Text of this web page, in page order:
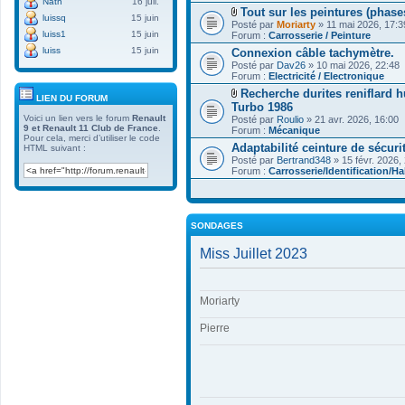
F
i
c
h
i
e
r
(
s
)
j
o
i
n
t
)
Tout sur les peintures
Posté par Moriarty » 11 mai 2026,
Forum : Carrosserie / Peinture
Connexion câble tachymètre.
Posté par Dav26 » 10 mai 2026, 22:48
Forum : Electricité / Electronique
F
i
c
h
i
e
r
(
)
j
o
t
(
Recherche durites reniflard
Turbo 1986
Posté par Roulio » 21 avr. 2026, 16:00
Forum : Mécanique
Adaptabilité ceinture de
Posté par Bertrand348 » 15 févr. 2026,
Forum : Carrosserie/Identification/
SONDAGES
Miss Juillet 2023
Moriarty
Pierre
luissq
15 juin
luiss1
15 juin
luiss
15 juin
LIEN DU FORUM
Voici un lien vers le forum Renault
9 et Renault 11 Club de France
Pour cela, merci d’utiliser le code
HTML suivant :